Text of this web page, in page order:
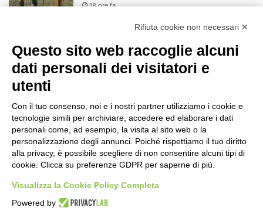
18 ore fa
Siccità: Il Piemonte avvia le procedure
per la richiesta dello stato di calamità
naturale
19 ore fa
precampionato
22 ore fa
Nidi comunali: dalla Regione 1,5 milioni
di euro per ampliare gli orari dei servizi
a parità di tariffa
Eclissi di Sole del 12 agosto: potenziati i
collegamenti verso la collina
Rifiuta cookie non necessari ✕
Questo sito web raccoglie alcuni
dati personali dei visitatori e
utenti
Con il tuo consenso, noi e i nostri partner utilizziamo i cookie e
tecnologie simili per archiviare, accedere ed elaborare i dati
personali come, ad esempio, la visita al sito web o la
personalizzazione degli annunci. Poiché rispettiamo il tuo diritto
alla privacy, è possibile scegliere di non consentire alcuni tipi di
cookie. Clicca su preferenze GDPR per saperne di più.
Visualizza la Cookie Policy Completa
Powered by